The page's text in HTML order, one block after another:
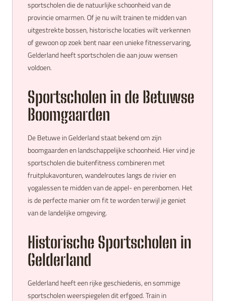
sportscholen die de natuurlijke schoonheid van de
provincie omarmen. Of je nu wilt trainen te midden van
uitgestrekte bossen, historische locaties wilt verkennen
of gewoon op zoek bent naar een unieke fitnesservaring,
Gelderland heeft sportscholen die aan jouw wensen
voldoen.
Sportscholen in de Betuwse
Boomgaarden
De Betuwe in Gelderland staat bekend om zijn
boomgaarden en landschappelijke schoonheid. Hier vind je
sportscholen die buitenfitness combineren met
fruitplukavonturen, wandelroutes langs de rivier en
yogalessen te midden van de appel- en perenbomen. Het
is de perfecte manier om fit te worden terwijl je geniet
van de landelijke omgeving.
Historische Sportscholen in
Gelderland
Gelderland heeft een rijke geschiedenis, en sommige
sportscholen weerspiegelen dit erfgoed. Train in